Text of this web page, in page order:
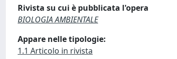
Rivista su cui è pubblicata l'opera
BIOLOGIA AMBIENTALE
Appare nelle tipologie:
1.1 Articolo in rivista